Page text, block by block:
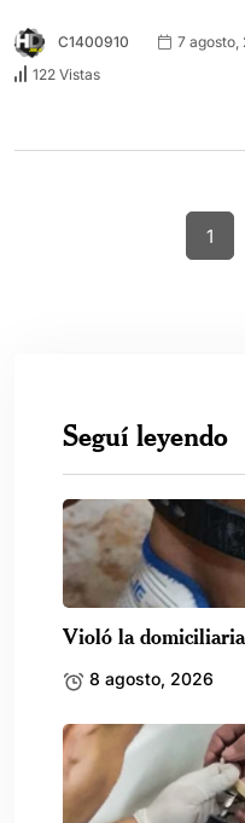
C1400910 7 agosto,
122 Vistas
1
Seguí leyendo
Violó la
8 agosto, 2026